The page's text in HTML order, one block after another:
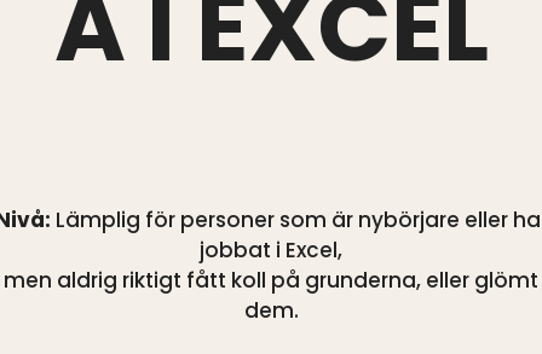
Lämplig för personer som är nybörjare eller
jobbat i Excel,
men aldrig riktigt fått koll på grunderna, eller glömt
dem.